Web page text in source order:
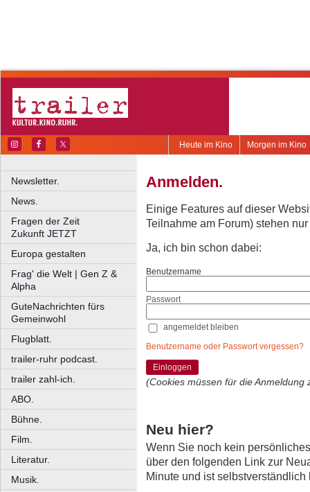
Morgen im Kino
Heute im Kino
Newsletter.
News.
Fragen der Zeit
Zukunft JETZT
Europa gestalten
Frag' die Welt | Gen Z &
Alpha
GuteNachrichten fürs
Gemeinwohl
Flugblatt.
trailer-ruhr podcast.
trailer zahl-ich.
ABO.
Bühne.
Film.
Literatur.
Musik.
Anmelden.
Einige Features auf dieser
Teilnahme am Forum) stehen
Ja, ich bin schon dabei:
Benutzername
Passwort
angemeldet bleiben
Benutzername oder Passwort vergessen?
Einloggen
(Cookies müssen für die Anmeldung
Neu hier?
Wenn Sie noch kein
über den folgenden Link zur
Minute und ist selbstverständlich